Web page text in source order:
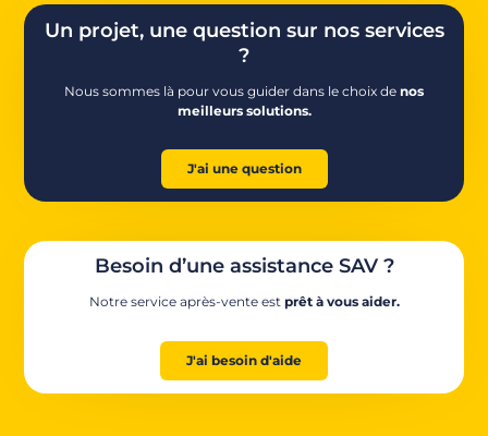
Un projet, une question sur nos services
?
Nous sommes là pour vous guider dans le choix de nos
meilleurs solutions.
J'ai une question
Besoin d’une assistance SAV ?
Notre service après-vente est prêt à vous aider.
J'ai besoin d'aide